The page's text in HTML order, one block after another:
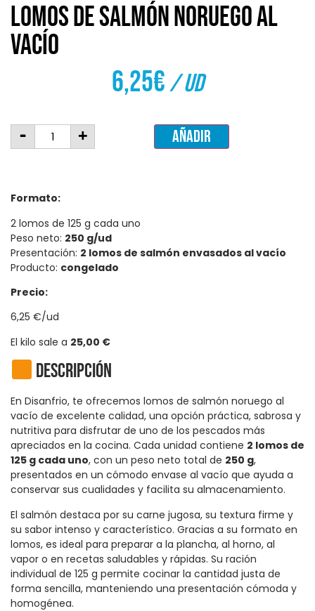
Lomos de salmón noruego al
vacío
6,25€/ ud
- + Añadir
Formato:
2 lomos de 125 g cada uno
Peso neto: 250 g/ud
Presentación: 2 lomos de salmón envasados al vacío
Producto: congelado
Precio:
6,25 €/ud
El kilo sale a 25,00 €
Descripción
En Disanfrio, te ofrecemos lomos de salmón noruego al
vacío de excelente calidad, una opción práctica, sabrosa y
nutritiva para disfrutar de uno de los pescados más
apreciados en la cocina. Cada unidad contiene 2 lomos de
125 g cada uno, con un peso neto total de 250 g,
presentados en un cómodo envase al vacío que ayuda a
conservar sus cualidades y facilita su almacenamiento.
El salmón destaca por su carne jugosa, su textura firme y
su sabor intenso y característico. Gracias a su formato en
lomos, es ideal para preparar a la plancha, al horno, al
vapor o en recetas saludables y rápidas. Su ración
individual de 125 g permite cocinar la cantidad justa de
forma sencilla, manteniendo una presentación cómoda y
homogénea.